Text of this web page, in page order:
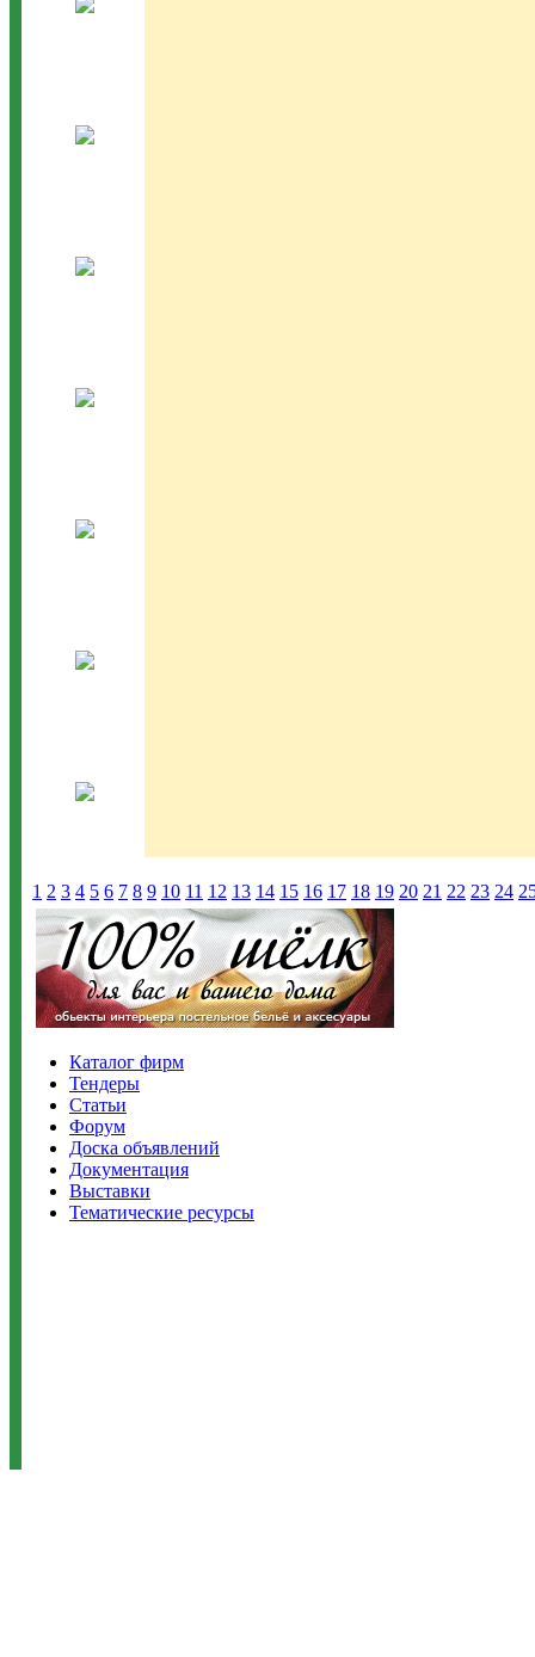
1 2 3 4 5 6 7 8 9 10 11 12 13 14 15 16 17 18 19 20 21 22 23 24
Каталог фирм
Тендеры
Статьи
Форум
Доска объявлений
Документация
Выставки
Тематические ресурсы